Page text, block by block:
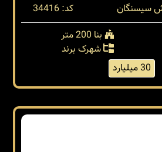
سیسنگان
کد: 34416
بنا 200 متر
شهرک برند
30 میلیارد